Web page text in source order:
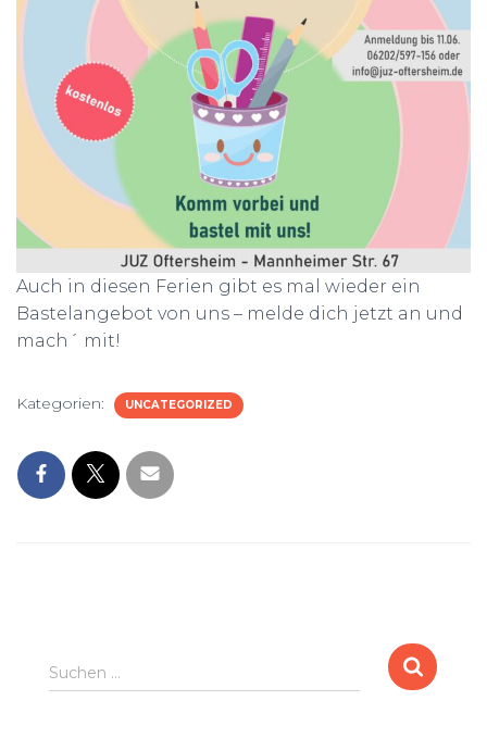
Auch in diesen Ferien gibt es mal wieder ein
Bastelangebot von uns – melde dich jetzt an und
mach´ mit!
Kategorien: UNCATEGORIZED
S
u
Suchen …